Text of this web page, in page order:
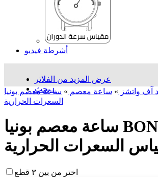
أشرطة فيديو
عرض المزيد من الفلاتر
بحث...
آف واتشز » ساعة معصم » ساعة معصم بونيا BONIA مقیاس
السعرات الحرارية
ساعة معصم بونيا BONIA
السعرات الحرارية
اختر من بين ٣ قطع